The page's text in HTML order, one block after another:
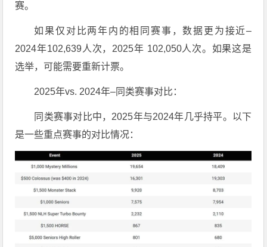
赛。
如果仅对比两年内的相同赛事，数据更为接近–
2024年102,639人次，2025年 102,050人次。如果这是
选举，可能需要重新计票。
2025年vs. 2024年–同类赛事对比：
同类赛事对比中，2025年与2024年几乎持平。以下
是一些重点赛事的对比情况：